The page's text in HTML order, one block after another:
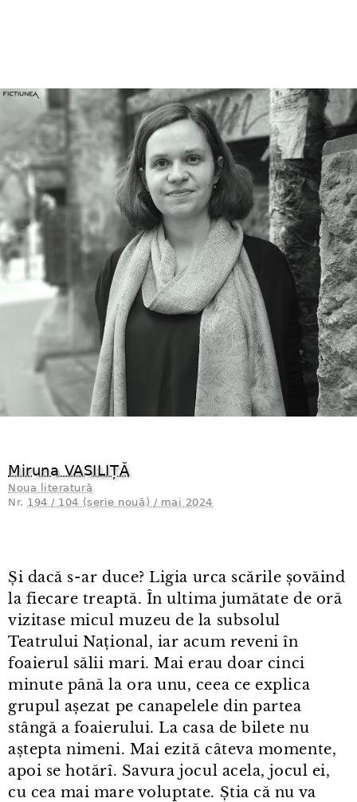
Miruna VASILIȚĂ
Noua literatură
Nr. 194 / 104 (serie nouă) / mai 2024
Și dacă s⁠-⁠ar duce? Ligia urca scările șovăind
la fiecare treaptă. În ultima jumătate de oră
vizitase micul muzeu de la subsolul
Teatrului Național, iar acum reveni în
foaierul sălii mari. Mai erau doar cinci
minute până la ora unu, ceea ce explica
grupul așezat pe canapelele din partea
stângă a foaierului. La casa de bilete nu
aștepta nimeni. Mai ezită câteva momente,
apoi se hotărî. Savura jocul acela, jocul ei,
cu cea mai mare voluptate. Știa că nu va